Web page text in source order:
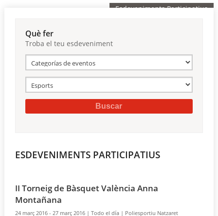
▼
Reserves
Esdeveniments Participatius
Què fer
Troba el teu esdeveniment
ESDEVENIMENTS PARTICIPATIUS
II Torneig de Bàsquet València Anna
Montañana
24 març 2016 - 27 març 2016 |Todo el día | Poliesportiu Natzaret